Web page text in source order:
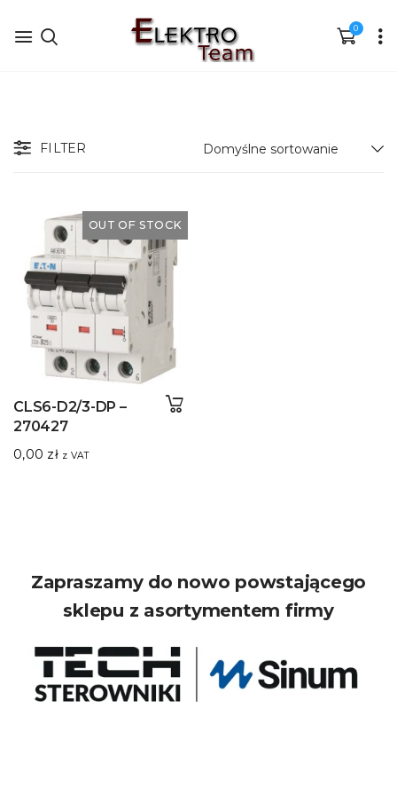
0
FILTER
OUT OF STOCK
CLS6-D2/3-DP –
270427
0,00 zł z VAT
Zapraszamy do nowo powstającego
sklepu z asortymentem firmy